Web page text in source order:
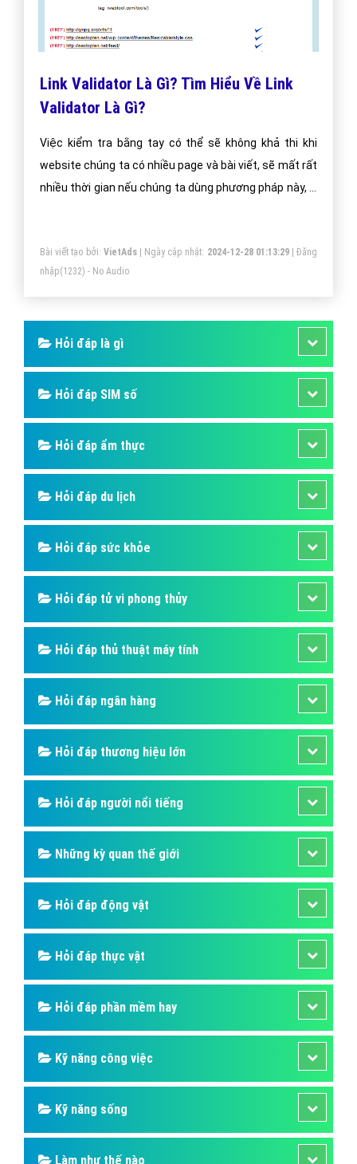
Link Validator Là Gì? Tìm Hiểu Về Link
Validator Là Gì?
Việc kiểm tra bằng tay có thể sẽ không khả thi khi
website chúng ta có nhiều page và bài viết, sẽ mất rất
nhiều thời gian nếu chúng ta dùng phương pháp này, vì
Bài viết tạo bởi: VietAds| Ngày cập nhật: 2024-12-28 01:13:29|Đăng
nhập(1232) - No Audio
Hỏi đáp là gì
Hỏi đáp SIM số
Hỏi đáp ẩm thực
Hỏi đáp du lịch
Hỏi đáp sức khỏe
Hỏi đáp tử vi phong thủy
Hỏi đáp thủ thuật máy tính
Hỏi đáp ngân hàng
Hỏi đáp thương hiệu lớn
Hỏi đáp người nổi tiếng
Những kỳ quan thế giới
Hỏi đáp động vật
Hỏi đáp thực vật
Hỏi đáp phần mềm hay
Kỹ năng công việc
Kỹ năng sống
Làm như thế nào